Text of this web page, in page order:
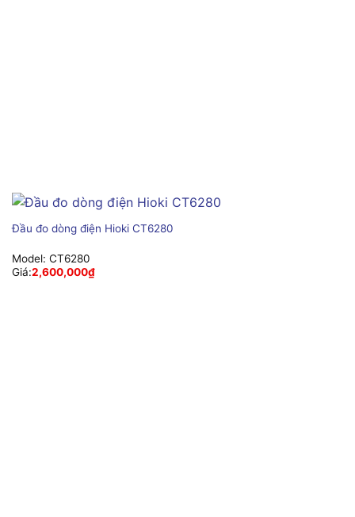
Đầu đo dòng điện Hioki CT6280
Model: CT6280
Giá:2,600,000₫